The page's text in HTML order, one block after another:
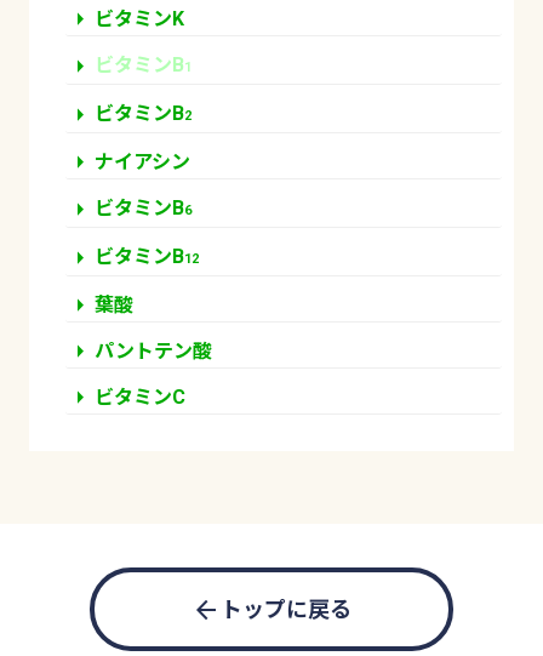
arrow_right ビタミンK
arrow_right ビタミンB1
arrow_right ビタミンB2
arrow_right ナイアシン
arrow_right ビタミンB6
arrow_right ビタミンB12
arrow_right 葉酸
arrow_right パントテン酸
arrow_right ビタミンC
arrow_back トップに戻る